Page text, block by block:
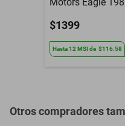
$1399
Hasta12 MSIde $116.58
Otros compradores